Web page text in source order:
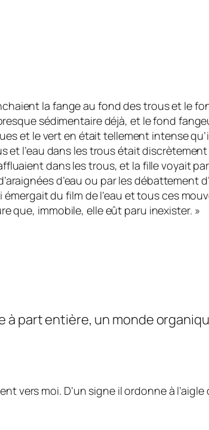
la fange au fond des trous et le
sédimentaire déjà, et le fond
et le vert en était tellement intense
l’eau dans les trous était
dans les trous, et la fille voyait
d’eau ou par les débattement
du film de l’eau et tous ces
que, immobile, elle eût paru inexister. »
à part entière, un monde
vers moi. D’un signe il ordonne à